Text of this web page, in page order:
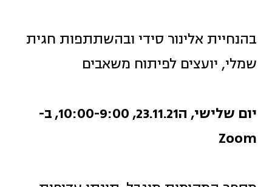
בהנחיית אלינור סידי ובהשתתפות חגית
שמלי, יועצים לפיתוח משאבים
יום שלישי, ה23.11.21, 10:00-9:00, ב-
Zoom